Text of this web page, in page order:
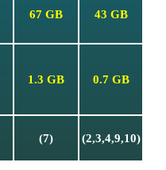
67 GB 43 GB
1.3 GB 0.7 GB
(7) (2,3,4,9,10)